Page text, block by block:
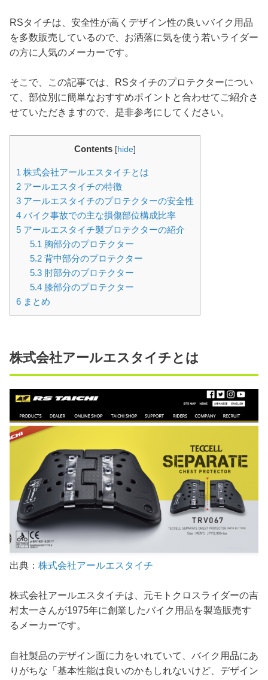
RSタイチは、安全性が高くデザイン性の良いバイク用品
を多数販売しているので、お洒落に気を使う若いライダー
の方に人気のメーカーです。
そこで、この記事では、RSタイチのプロテクターについ
て、部位別に簡単なおすすめポイントと合わせてご紹介さ
せていただきますので、是非参考にしてください。
Contents [hide]
1 株式会社アールエスタイチとは
2 アールエスタイチの特徴
3 アールエスタイチのプロテクターの安全性
4 バイク事故での主な損傷部位構成比率
5 アールエスタイチ製プロテクターの紹介
5.1 胸部分のプロテクター
5.2背中部分のプロテクター
5.3肘部分のプロテクター
5.4膝部分のプロテクター
6 まとめ
株式会社アールエスタイチとは
出典： 株式会社アールエスタイチ
株式会社アールエスタイチは、元モトクロスライダーの吉
村太一さんが1975年に創業したバイク用品を製造販売す
るメーカーです。
自社製品のデザイン面に力をいれていて、バイク用品にあ
りがちな「基本性能は良いのかもしれないけど、デザイン